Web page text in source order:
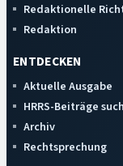
Redaktionelle
Redaktion
ENTDECKEN
Aktuelle Ausgabe
HRRS-Beiträge
Archiv
Rechtsprechung